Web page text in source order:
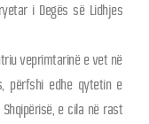
i Degës së Lidhjes
veprimtarinë e vet në
përfshi edhe qytetin e
e cila në rast